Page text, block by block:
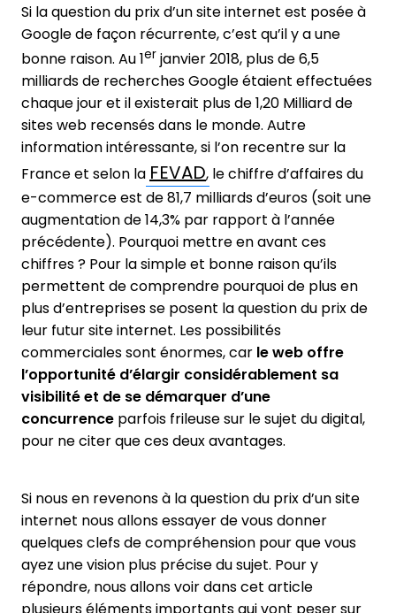
Si la question du prix d’un site internet est posée à
Google de façon récurrente, c’est qu’il y a une
bonne raison. Au 1er janvier 2018, plus de 6,5
milliards de recherches Google étaient effectuées
chaque jour et il existerait plus de 1,20 Milliard de
sites web recensés dans le monde. Autre
information intéressante, si l’on recentre sur la
France et selon la FEVAD, le chiffre d’affaires du
e-commerce est de 81,7 milliards d’euros (soit une
augmentation de 14,3% par rapport à l’année
précédente). Pourquoi mettre en avant ces
chiffres ? Pour la simple et bonne raison qu’ils
permettent de comprendre pourquoi de plus en
plus d’entreprises se posent la question du prix de
leur futur site internet. Les possibilités
commerciales sont énormes, car le web offre
l’opportunité d’élargir considérablement sa
visibilité et de se démarquer d’une
concurrence parfois frileuse sur le sujet du digital,
pour ne citer que ces deux avantages.
Si nous en revenons à la question du prix d’un site
internet nous allons essayer de vous donner
quelques clefs de compréhension pour que vous
ayez une vision plus précise du sujet. Pour y
répondre, nous allons voir dans cet article
plusieurs éléments importants qui vont peser sur